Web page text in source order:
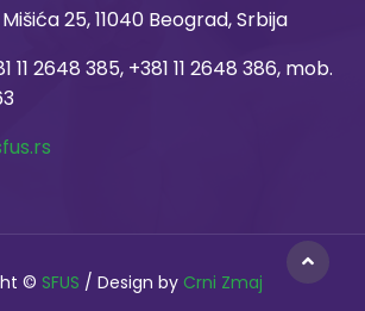
25, 11040 Beograd, Srbija
11 2648 385, +381 11 2648 386, mob.
© SFUS / Design by Crni Zmaj